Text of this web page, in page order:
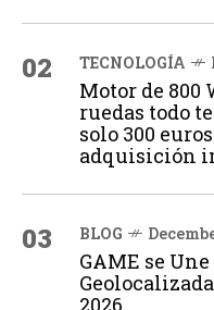
02 TECNOLOGÍA
Motor de 800
ruedas todo
solo 300
adquisición
03 BLOG
GAME se